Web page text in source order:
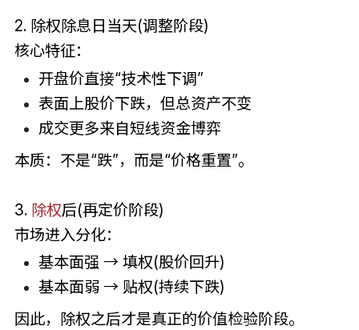
2. 除权除息日当天(调整阶段)
核心特征：
开盘价直接“技术性下调”
表面上股价下跌，但总资产不变
成交更多来自短线资金博弈
本质：不是“跌”，而是“价格重置”。
3. 除权后(再定价阶段)
市场进入分化：
基本面强 → 填权(股价回升)
基本面弱 → 贴权(持续下跌)
因此，除权之后才是真正的价值检验阶段。